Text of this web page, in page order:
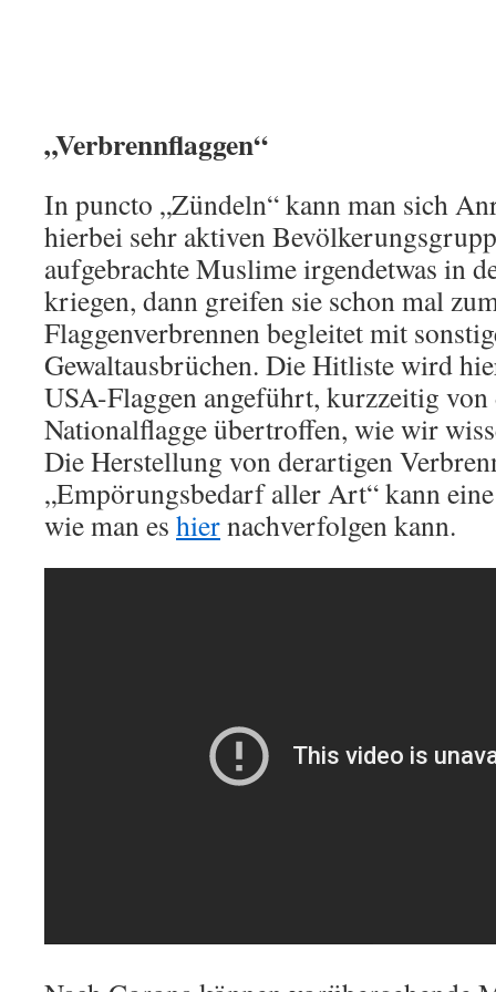
„Verbrennflaggen“
In puncto „Zündeln“ kann man sich
hierbei sehr aktiven
aufgebrachte Muslime irgendetwas in
kriegen, dann greifen sie schon mal
Flaggenverbrennen begleitet mit
Gewaltausbrüchen. Die Hitliste wird
USA-Flaggen angeführt, kurzzeitig von
Nationalflagge übertroffen, wie wir
Die Herstellung von derartigen
„Empörungsbedarf aller Art“ kann
wie man es hiernachverfolgen kann.